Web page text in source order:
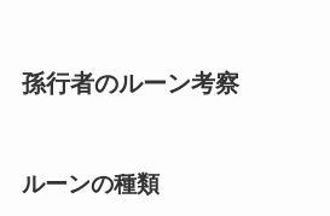
孫行者のルーン考察
ルーンの種類